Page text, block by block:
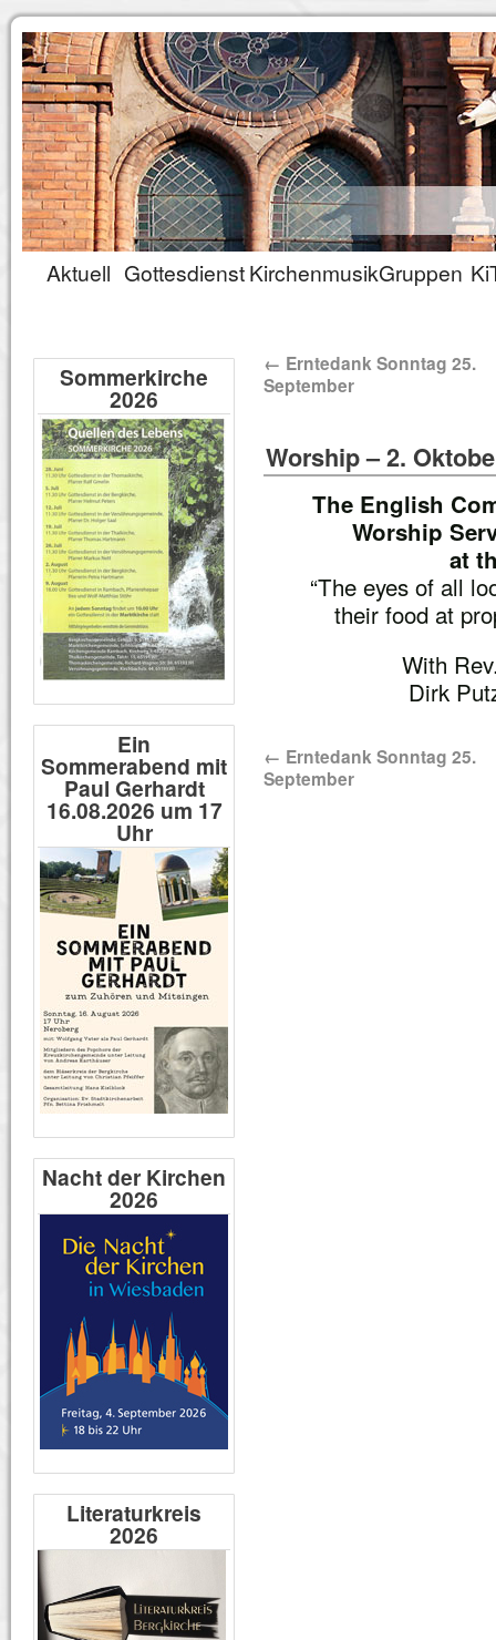
Aktuell GottesdienstKirchenmusikGruppen
← Erntedank Sonntag 25.
September
Worship – 2.
The English
Worship
at
“The eyes of all
their food at
With
Dirk
← Erntedank Sonntag 25.
September
Sommerkirche
2026
Ein
Sommerabend mit
Paul Gerhardt
16.08.2026 um 17
Uhr
Nacht der Kirchen
2026
Literaturkreis
2026